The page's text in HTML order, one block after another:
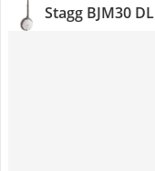
Stagg BJM30 DL